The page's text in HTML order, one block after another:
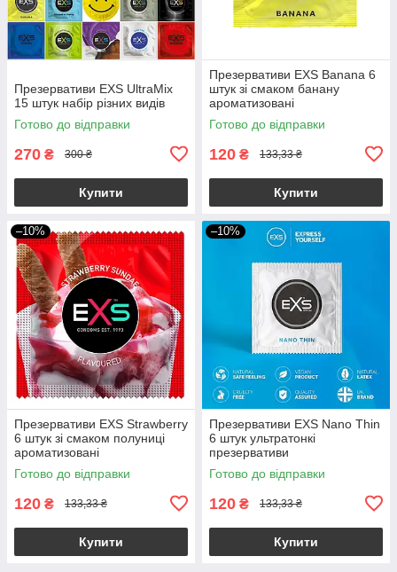
Презервативи EXS UltraMix
15 штук набір різних видів
Готово до відправки
270 ₴ 300 ₴
Купити
Презервативи EXS Banana 6
штук зі смаком банану
ароматизовані
Готово до відправки
120 ₴ 133,33 ₴
Купити
–10%
Презервативи EXS Strawberry
6 штук зі смаком полуниці
ароматизовані
Готово до відправки
120 ₴ 133,33 ₴
Купити
–10%
Презервативи EXS Nano Thin
6 штук ультратонкі
презервативи
Готово до відправки
120 ₴ 133,33 ₴
Купити